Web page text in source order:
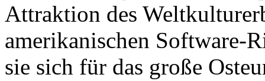
Attraktion des
amerikanischen Software-
sie sich für das große